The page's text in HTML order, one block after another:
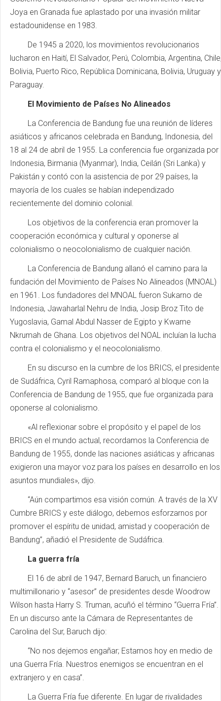
Joya en Granada fue aplastado por una invasión militar
estadounidense en 1983.
De 1945 a 2020, los movimientos revolucionarios
lucharon en Haití, El Salvador, Perú, Colombia, Argentina,
Bolivia, Puerto Rico, República Dominicana, Bolivia, Uruguay y
Paraguay.
El Movimiento de Países No Alineados
La Conferencia de Bandung fue una reunión de líderes
asiáticos y africanos celebrada en Bandung, Indonesia, del
18 al 24 de abril de 1955. La conferencia fue organizada por
Indonesia, Birmania (Myanmar), India, Ceilán (Sri Lanka) y
Pakistán y contó con la asistencia de por 29 países, la
mayoría de los cuales se habían independizado
recientemente del dominio colonial.
Los objetivos de la conferencia eran promover la
cooperación económica y cultural y oponerse al
colonialismo o neocolonialismo de cualquier nación.
La Conferencia de Bandung allanó el camino para la
fundación del Movimiento de Países No Alineados (MNOAL)
en 1961. Los fundadores del MNOAL fueron Sukarno de
Indonesia, Jawaharlal Nehru de India, Josip Broz Tito de
Yugoslavia, Gamal Abdul Nasser de Egipto y Kwame
Nkrumah de Ghana. Los objetivos del NOAL incluían la lucha
contra el colonialismo y el neocolonialismo.
En su discurso en la cumbre de los BRICS, el presidente
de Sudáfrica, Cyril Ramaphosa, comparó al bloque con la
Conferencia de Bandung de 1955, que fue organizada para
oponerse al colonialismo.
«Al reflexionar sobre el propósito y el papel de los
BRICS en el mundo actual, recordamos la Conferencia de
Bandung de 1955, donde las naciones asiáticas y africanas
exigieron una mayor voz para los países en desarrollo en los
asuntos mundiales», dijo.
“Aún compartimos esa visión común. A través de la XV
Cumbre BRICS y este diálogo, debemos esforzarnos por
promover el espíritu de unidad, amistad y cooperación de
Bandung”, añadió el Presidente de Sudáfrica.
La guerra fría
El 16 de abril de 1947, Bernard Baruch, un financiero
multimillonario y “asesor” de presidentes desde Woodrow
Wilson hasta Harry S. Truman, acuñó el término “Guerra Fría”.
En un discurso ante la Cámara de Representantes de
Carolina del Sur, Baruch dijo:
“No nos dejemos engañar; Estamos hoy en medio de
una Guerra Fría. Nuestros enemigos se encuentran en el
extranjero y en casa”.
La Guerra Fría fue diferente. En lugar de rivalidades